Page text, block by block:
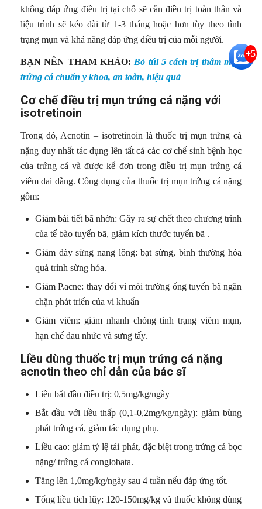
không đáp ứng điều trị tại chỗ sẽ cần điều trị toàn thân và
liệu trình sẽ kéo dài từ 1-3 tháng hoặc hơn tùy theo tình
trạng mụn và khả năng đáp ứng điều trị của mỗi người.
BẠN NÊN THAM KHẢO: Bỏ túi 5 cách trị thâm mụn
trứng cá chuẩn y khoa, an toàn, hiệu quả
Cơ chế điều trị mụn trứng cá nặng với
isotretinoin
Trong đó, Acnotin– isotretinoin là thuốc trị mụn trứng cá
nặng duy nhất tác dụng lên tất cả các cơ chế sinh bệnh học
của trứng cá và được kể đơn trong điều trị mụn trứng cá
viêm dai dẳng. Công dụng của thuốc trị mụn trứng cá nặng
gồm:
Giảm bài tiết bã nhờn: Gây ra sự chết theo chương trình
của tế bào tuyến bã, giảm kích thước tuyến bã .
Giảm dày sừng nang lông: bạt sừng, bình thường hóa
quá trình sừng hóa.
Giảm P.acne: thay đổi vì môi trường ống tuyến bã ngăn
chặn phát triển của vi khuẩn
Giảm viêm: giảm nhanh chóng tình trạng viêm mụn,
hạn chế đau nhức và sưng tấy.
Liều dùng thuốc trị mụn trứng cá nặng
acnotin theo chỉ dẫn của bác sĩ
Liều bắt đầu điều trị: 0,5mg/kg/ngày
Bắt đầu với liều thấp (0,1-0,2mg/kg/ngày): giảm bùng
phát trứng cá, giảm tác dụng phụ.
Liều cao: giảm tỷ lệ tái phát, đặc biệt trong trứng cá bọc
nặng/ trứng cá conglobata.
Tăng lên 1,0mg/kg/ngày sau 4 tuần nếu đáp ứng tốt.
Tổng liều tích lũy: 120-150mg/kg và thuốc không dùng
+5